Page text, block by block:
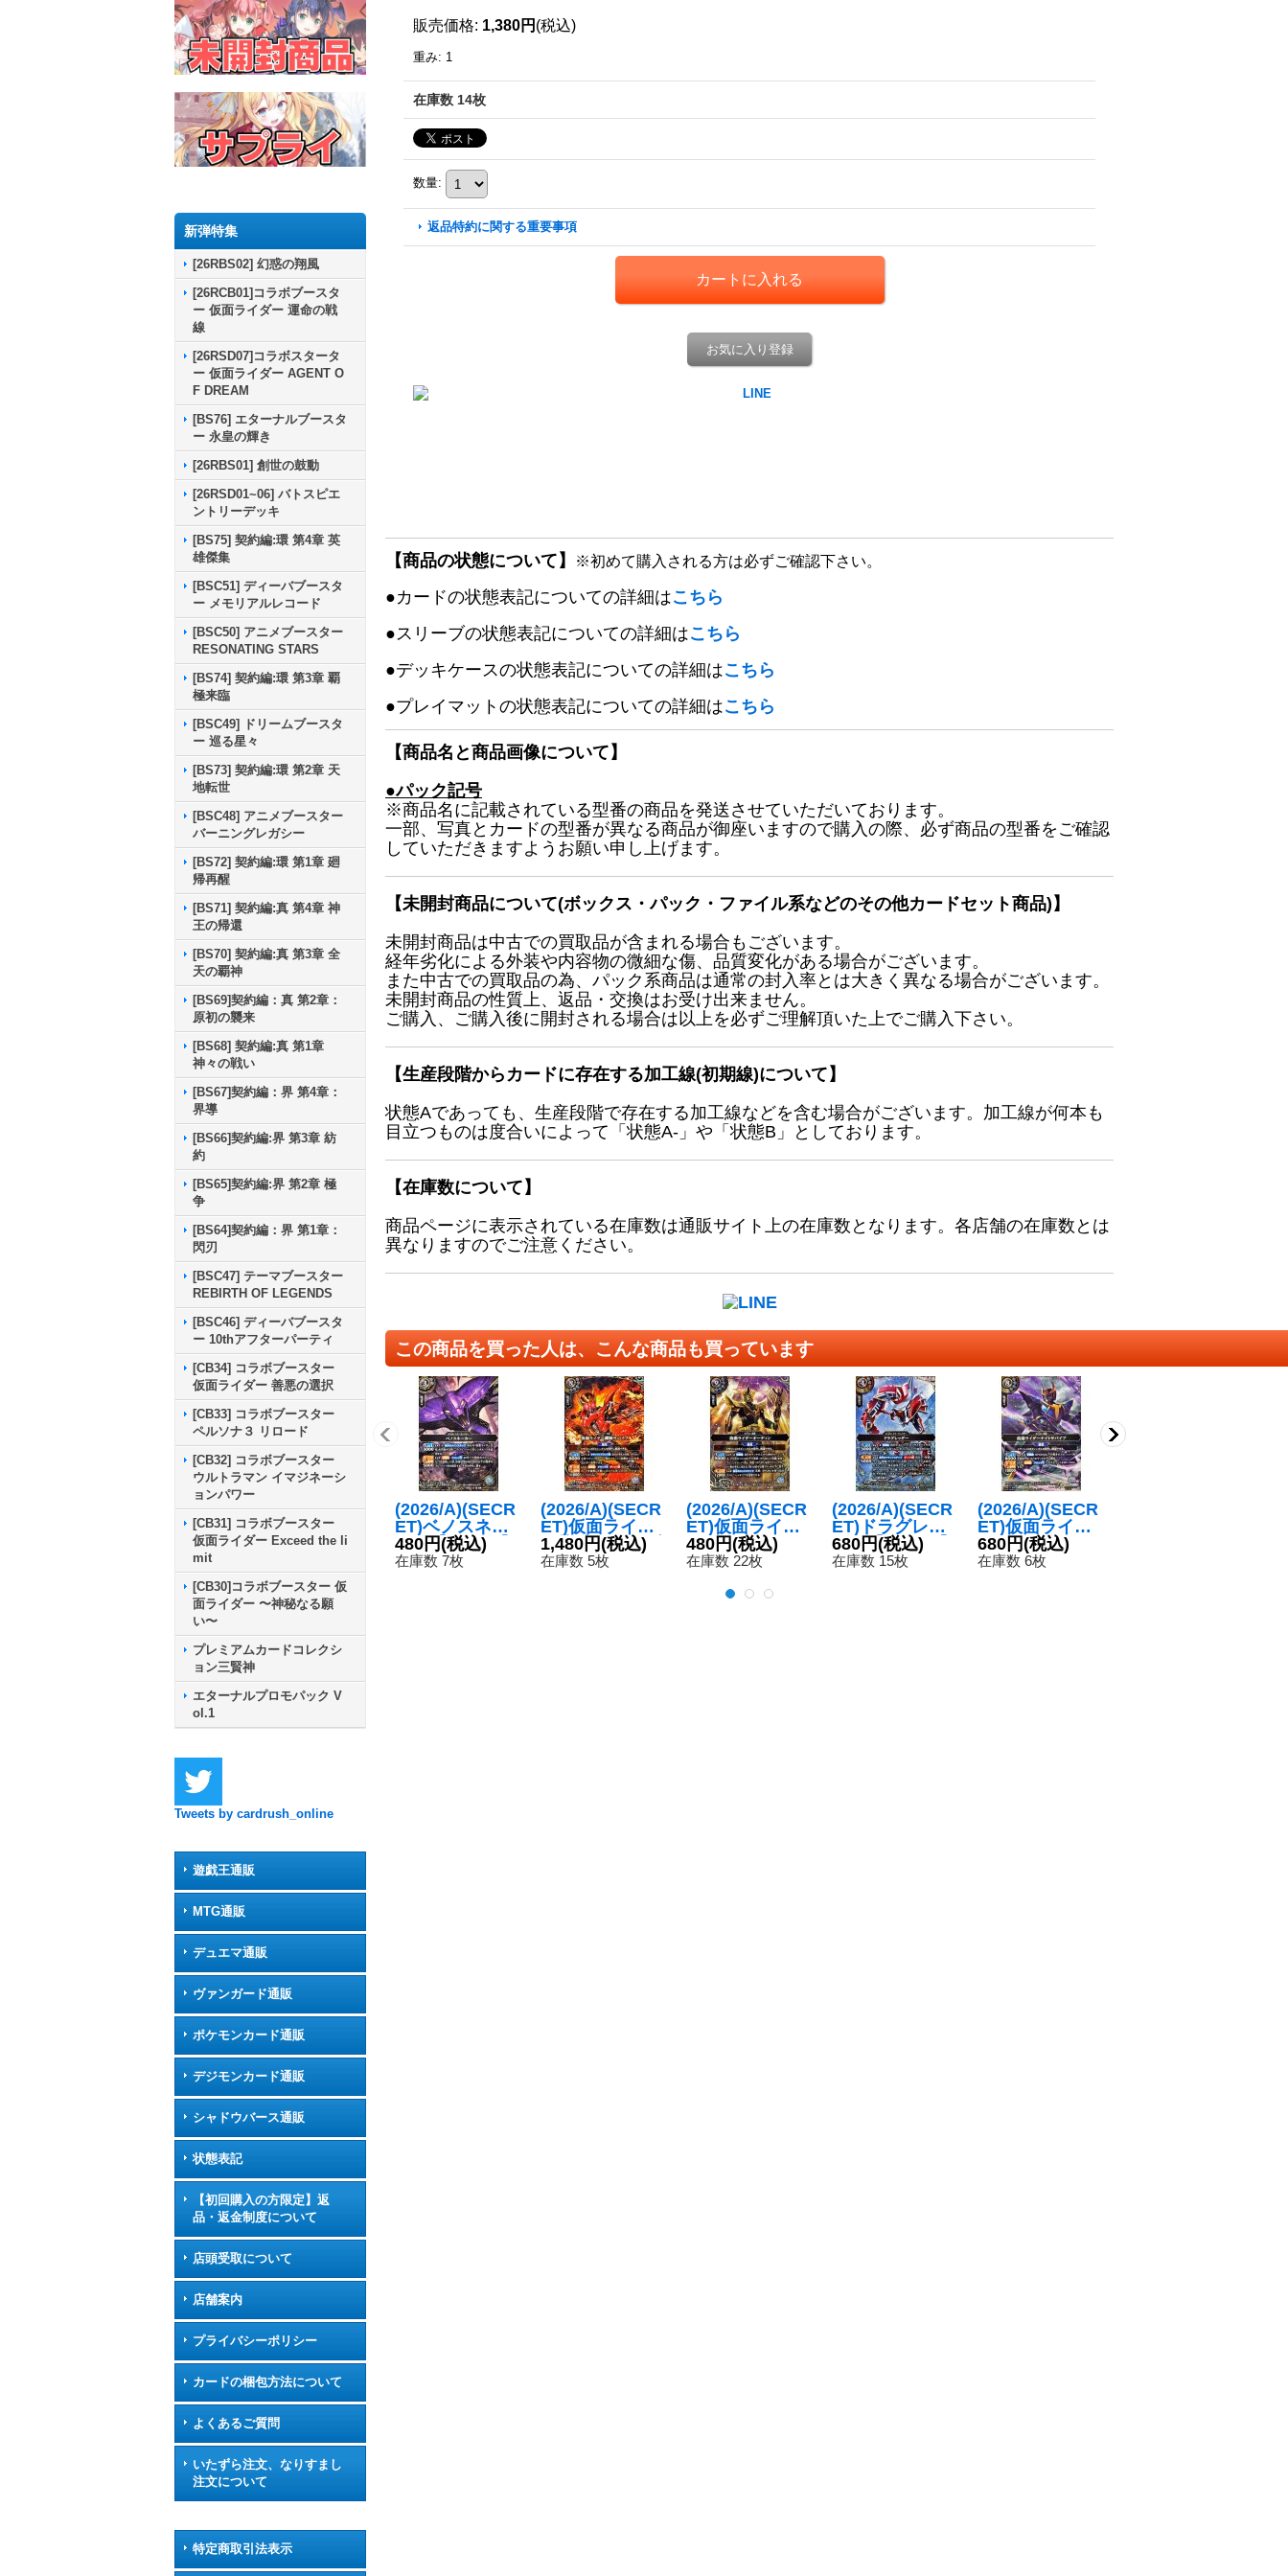
新弾特集
[26RBS02] 幻惑の翔風
[26RCB01]コラボブースタ
ー 仮面ライダー 運命の戦
線
[26RSD07]コラボスタータ
ー 仮面ライダー AGENT O
F DREAM
[BS76] エターナルブースタ
ー 永皇の輝き
[26RBS01] 創世の鼓動
[26RSD01~06] バトスピエ
ントリーデッキ
[BS75] 契約編:環 第4章 英
雄傑集
[BSC51] ディーバブースタ
ー メモリアルレコード
[BSC50] アニメブースター
RESONATING STARS
[BS74] 契約編:環 第3章 覇
極来臨
[BSC49] ドリームブースタ
ー 巡る星々
[BS73] 契約編:環 第2章 天
地転世
[BSC48] アニメブースター
バーニングレガシー
[BS72] 契約編:環 第1章 廻
帰再醒
[BS71] 契約編:真 第4章 神
王の帰還
[BS70] 契約編:真 第3章 全
天の覇神
[BS69]契約編：真 第2章：
原初の襲来
[BS68] 契約編:真 第1章
神々の戦い
[BS67]契約編：界 第4章：
界導
[BS66]契約編:界 第3章 紡
約
[BS65]契約編:界 第2章 極
争
[BS64]契約編：界 第1章：
閃刃
[BSC47] テーマブースター
REBIRTH OF LEGENDS
[BSC46] ディーバブースタ
ー 10thアフターパーティ
[CB34] コラボブースター
仮面ライダー 善悪の選択
[CB33] コラボブースター
ペルソナ３ リロード
[CB32] コラボブースター
ウルトラマン イマジネーシ
ョンパワー
[CB31] コラボブースター
仮面ライダー Exceed the li
mit
[CB30]コラボブースター 仮
面ライダー 〜神秘なる願
い〜
プレミアムカードコレクシ
ョン三賢神
エターナルプロモパック V
ol.1
Tweets by cardrush_online
遊戯王通販
MTG通販
デュエマ通販
ヴァンガード通販
ポケモンカード通販
デジモンカード通販
シャドウバース通販
状態表記
【初回購入の方限定】返
品・返金制度について
店頭受取について
店舗案内
プライバシーポリシー
カードの梱包方法について
よくあるご質問
いたずら注文、なりすまし
注文について
特定商取引法表示
販売価格: 1,380円 (税込)
重み: 1
在庫数 14枚
数量:
返品特約に関する重要事項
お気に入り登録
【商品の状態について】 ※初めて購入される方は必ずご確認下さい。
●カードの状態表記についての詳細はこちら
●スリーブの状態表記についての詳細はこちら
●デッキケースの状態表記についての詳細はこちら
●プレイマットの状態表記についての詳細はこちら
【商品名と商品画像について】
●パック記号
※商品名に記載されている型番の商品を発送させていただいております。
一部、写真とカードの型番が異なる商品が御座いますので購入の際、必ず商品の型番をご確認
していただきますようお願い申し上げます。
【未開封商品について(ボックス・パック・ファイル系などのその他カードセット商品)】
未開封商品は中古での買取品が含まれる場合もございます。
経年劣化による外装や内容物の微細な傷、品質変化がある場合がございます。
また中古での買取品の為、パック系商品は通常の封入率とは大きく異なる場合がございます。
未開封商品の性質上、返品・交換はお受け出来ません。
ご購入、ご購入後に開封される場合は以上を必ずご理解頂いた上でご購入下さい。
【生産段階からカードに存在する加工線(初期線)について】
状態Aであっても、生産段階で存在する加工線などを含む場合がございます。加工線が何本も
目立つものは度合いによって「状態A-」や「状態B」としております。
【在庫数について】
商品ページに表示されている在庫数は通販サイト上の在庫数となります。各店舗の在庫数とは
異なりますのでご注意ください。
この商品を買った人は、こんな商品も買っています
(2026/A)(SECR
ET)ベノスネー
カー【R-SEC】
{26RCB01-028}
480円(税込)
在庫数 7枚
(2026/A)(SECR
ET)仮面ライダ
ー龍騎サバイブ
【X-SEC】{26R
1,480円(税込)
在庫数 5枚
(2026/A)(SECR
ET)仮面ライダ
ーオーディン
【M-SEC】{26
《白》
480円(税込)
在庫数 22枚
(2026/A)(SECR
ET)ドラグレッ
ダー【M-SEC】
{26RCB01-031}
680円(税込)
在庫数 15枚
(2026/A)(SECR
ET)仮面ライダ
ーナイトサバイ
ブ【R-SEC】{2
680円(税込)
在庫数 6枚